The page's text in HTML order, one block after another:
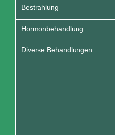
Bestrahlung
Hormonbehandlung
Diverse Behandlungen